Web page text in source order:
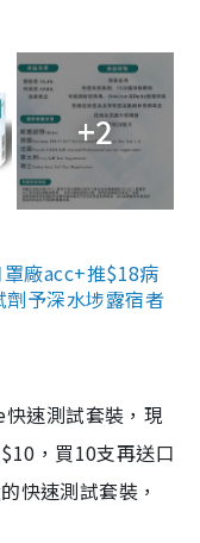
+2
廠acc+推$18病
予深水埗露宿者
速測試套裝，現
，買10支再送口
快速測試套裝，